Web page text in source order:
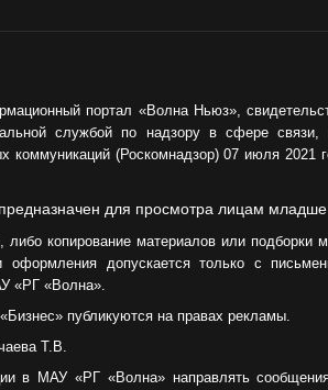
портал «Волна Ньюз»,
службой по надзору в сфере связи,
коммуникаций (Роскомнадзор) 07 июля 2021
для просмотра лицам младше
либо копирование материалов или подборки
оформления допускается только с
«РГ «Волна».
публикуются на правах рекламы.
Т.В.
в МАУ «РГ «Волна» направлять